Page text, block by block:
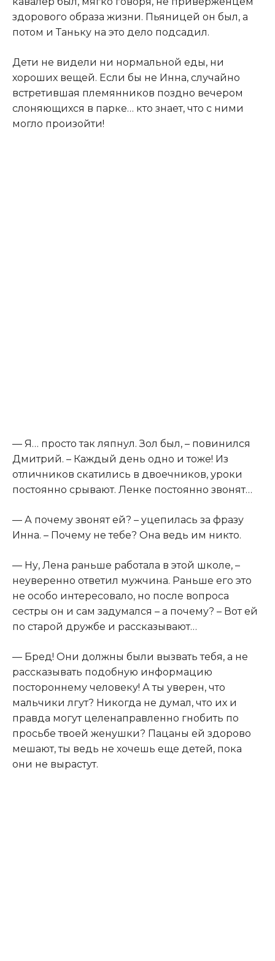
здорового образа жизни. Пьяницей он был, а
потом и Таньку на это дело подсадил.
Дети не видели ни нормальной еды, ни
хороших вещей. Если бы не Инна, случайно
встретившая племянников поздно вечером
слоняющихся в парке… кто знает, что с ними
могло произойти!
— Я… просто так ляпнул. Зол был, – повинился
Дмитрий. – Каждый день одно и тоже! Из
отличников скатились в двоечников, уроки
постоянно срывают. Ленке постоянно звонят…
— А почему звонят ей? – уцепилась за фразу
Инна. – Почему не тебе? Она ведь им никто.
— Ну, Лена раньше работала в этой школе, –
неуверенно ответил мужчина. Раньше его это
не особо интересовало, но после вопроса
сестры он и сам задумался – а почему? – Вот ей
по старой дружбе и рассказывают…
— Бред! Они должны были вызвать тебя, а не
рассказывать подобную информацию
постороннему человеку! А ты уверен, что
мальчики лгут? Никогда не думал, что их и
правда могут целенаправленно гнобить по
просьбе твоей женушки? Пацаны ей здорово
мешают, ты ведь не хочешь еще детей, пока
они не вырастут.